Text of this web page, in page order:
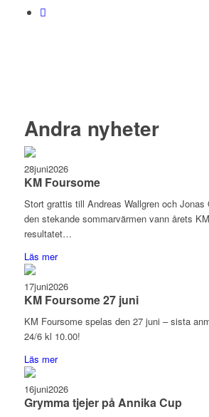
Andra nyheter
28juni2026
KM Foursome
Stort grattis till Andreas Wallgren och Jonas
den stekande sommarvärmen vann årets
resultatet…
Läs mer
17juni2026
KM Foursome 27 juni
KM Foursome spelas den 27 juni – sista
24/6 kl 10.00!
Läs mer
16juni2026
Grymma tjejer på Annika Cup